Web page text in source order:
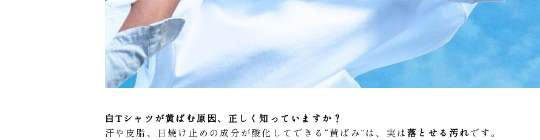
白Tシャツが黄ばむ原因、正しく知っていますか？
汗や皮脂、日焼け止めの成分が酸化してできる“黄ばみ”は、実は落とせる汚れです。